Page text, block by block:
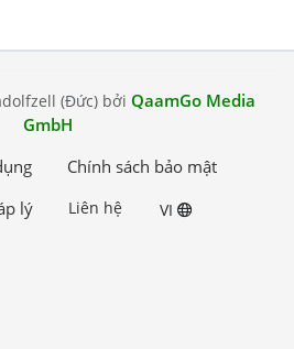
(Đức) bởi QaamGo Media
GmbH
Chính sách bảo mật
lý
Liên hệ VI